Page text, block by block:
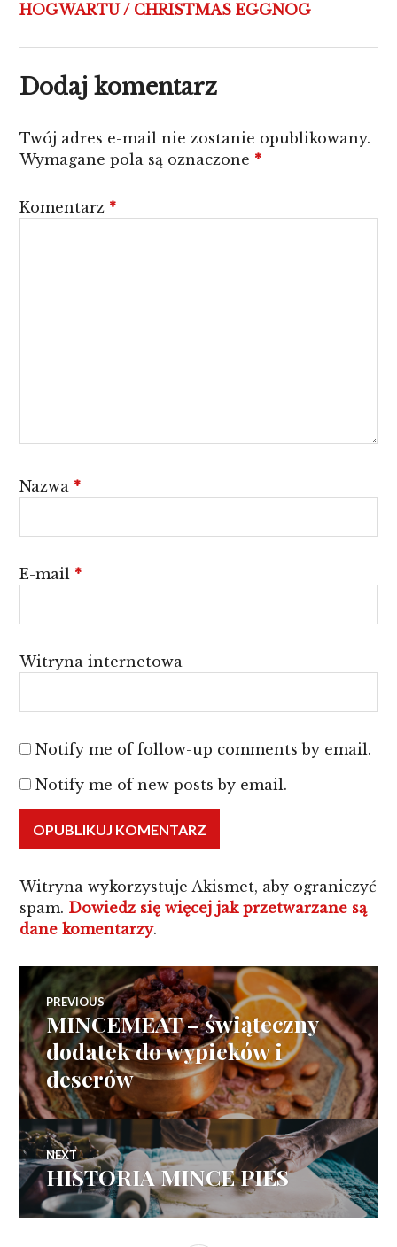
HOGWARTU / CHRISTMAS EGGNOG
Dodaj komentarz
Twój adres e-mail nie zostanie opublikowany.
Wymagane pola są oznaczone *
Komentarz *
Nazwa *
E-mail *
Witryna internetowa
Notify me of follow-up comments by email.
Notify me of new posts by email.
Witryna wykorzystuje Akismet, aby ograniczyć
spam. Dowiedz się więcej jak przetwarzane są
dane komentarzy.
Nawigacja
wpisu
PREVIOUS
Previous
post:
MINCEMEAT – świąteczny
dodatek do wypieków i
deserów
NEXT
Next
post:
HISTORIA MINCE PIES